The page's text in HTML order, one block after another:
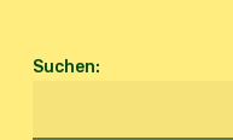
Suchen: